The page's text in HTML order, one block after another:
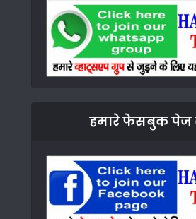
हमारे फेसबुक पेज